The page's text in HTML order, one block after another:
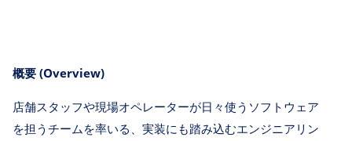
概要 (Overview)
店舗スタッフや現場オペレーターが日々使うソフトウェア
を担うチームを率いる、実装にも踏み込むエンジニアリン